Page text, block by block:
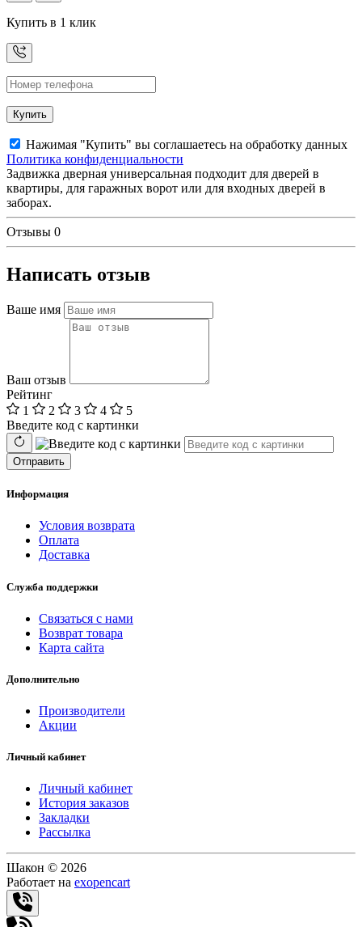
Купить в 1 клик
Купить
Нажимая "Купить" вы соглашаетесь на обработку данных
Политика конфиденциальности
Задвижка дверная универсальная подходит для дверей в
квартиры, для гаражных ворот или для входных дверей в
заборах.
Отзывы 0
Написать отзыв
Ваше имя
Ваш отзыв
Рейтинг
1
2 3 4
5
Введите код с картинки
Отправить
Информация
Условия возврата
Оплата
Доставка
Служба поддержки
Связаться с нами
Возврат товара
Карта сайта
Дополнительно
Производители
Акции
Личный кабинет
Личный кабинет
История заказов
Закладки
Рассылка
Шакон © 2026
Работает на exopencart